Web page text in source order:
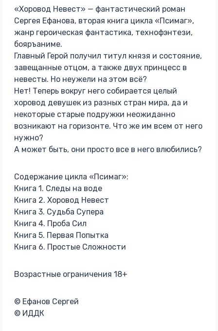
«Хоровод Невест» — фантастический роман
Сергея Ефанова, вторая книга цикла «Псимаг»,
жанр героическая фантастика, технофэнтези,
бояръаниме.
Главный Герой получил титул князя и состояние,
завещанные отцом, а также двух принцесс в
невесты. Но неужели на этом всё?
Нет! Теперь вокруг него собирается целый
хоровод девушек из разных стран мира, да и
некоторые старые подружки неожиданно
возникают на горизонте. Что же им всем от него
нужно?
А может быть, они просто все в него влюбились?
Содержание цикла «Псимаг»:
Книга 1. Следы на воде
Книга 2. Хоровод Невест
Книга 3. Судьба Супера
Книга 4. Проба Сил
Книга 5. Первая Попытка
Книга 6. Простые Сложности
Возрастные ограничения 18+
© Ефанов Сергей
© ИДДК